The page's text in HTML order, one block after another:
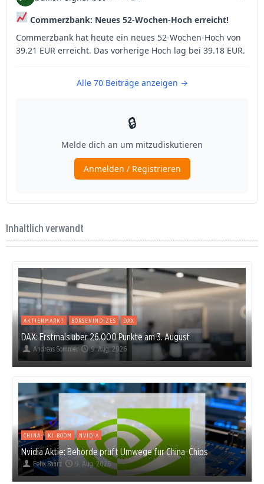
Inhaltlich verwandt
AKTIENMARKT BÖRSENINDIZES DAX
DAX: Erstmals über 26.000 Punkte am 3. August
Andreas Sommer 9. Aug. 2026
CHINA KI-BOOM NVIDIA
Nvidia Aktie: Behörde prüft Umwege für China-Chips
Felix Baarz 9. Aug. 2026